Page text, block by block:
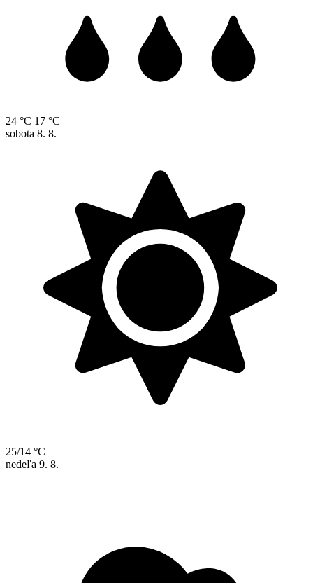
24 °C 17 °C
sobota 8. 8.
25/14 °C
nedeľa 9. 8.